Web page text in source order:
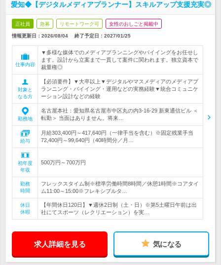
愛知◆【デジタルメディアプランナー】スキルアップ支援充実◎
正社員 急募 リモートワーク可 女性のおしごと掲載中
情報更新日：2026/08/04 終了予定日： 2027/01/25
仕事内容
▼多様な媒体でのメディアプランニングやバイイングをお任せし
ます。設計から立案まで一貫して案件に関われます。独立資本で
裁量権◎
対象と
なる方
【必須要件】▼大卒以上▼デジタルやマスメディアのメディアプ
ランニング・バイイング・運用などの実務経験▼統合コミュニケ
ーション設計などの経験
勤務地
名古屋本社：愛知県名古屋市中区丸の内3-16-29 新東通信ビル ＜
転勤＞ 当面はありません。将来…
給与
月給303,400円～417,640円（一律手当を含む）※固定残業手当
72,400円～99,640円（40時間分／月…
初年度
年収
500万円～700万円
勤務
時間
フレックスタイム制※標準労働時間8時間／休憩1時間※コアタイ
ム11:00～15:00※フレキシブルタ…
休日
休暇
【年間休日120日】▼週休2日制（土・日）※第5土曜日午前は出
社にてスポーツ（レクリエーション）を実…
求人詳細を見る 気になる